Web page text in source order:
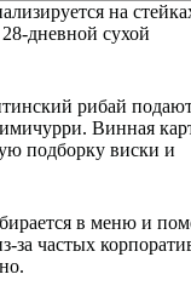
на
дневной сухой
рибай
Винная
подборку виски и
в меню и
за частых